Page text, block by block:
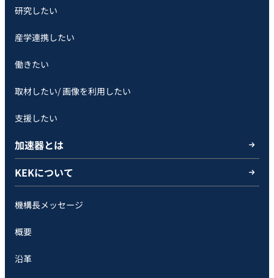
研究したい
産学連携したい
働きたい
取材したい/ 画像を利用したい
支援したい
加速器とは
KEKについて
機構長メッセージ
概要
沿革